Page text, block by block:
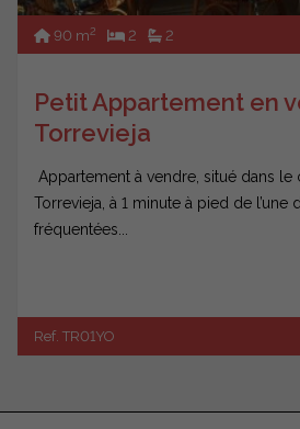
90 m2 2 2
Petit Appartement en
Torrevieja
Appartement à vendre, situé dans
Torrevieja, à 1 minute à pied de l’une
fréquentées...
Ref. TR01YO